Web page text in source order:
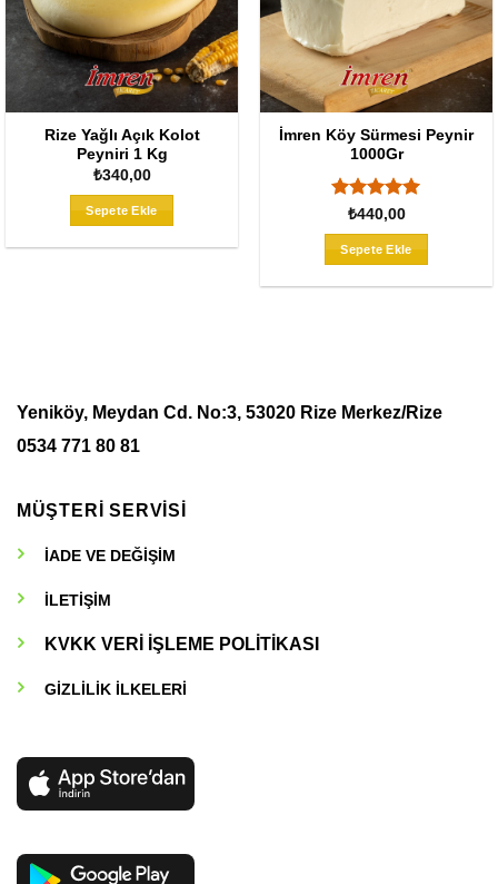
Rize Yağlı Açık Kolot
Peyniri 1 Kg
₺340,00
Sepete Ekle
İmren Köy Sürmesi Peynir
1000Gr
5 üzerinden
5oy aldı
₺440,00
Sepete Ekle
Yeniköy, Meydan Cd. No:3, 53020 Rize Merkez/Rize
0534 771 80 81
MÜŞTERİ SERVİSİ
İADE VE DEĞİŞİM
İLETİŞİM
KVKK VERİ İŞLEME POLİTİKASI
GİZLİLİK İLKELERİ